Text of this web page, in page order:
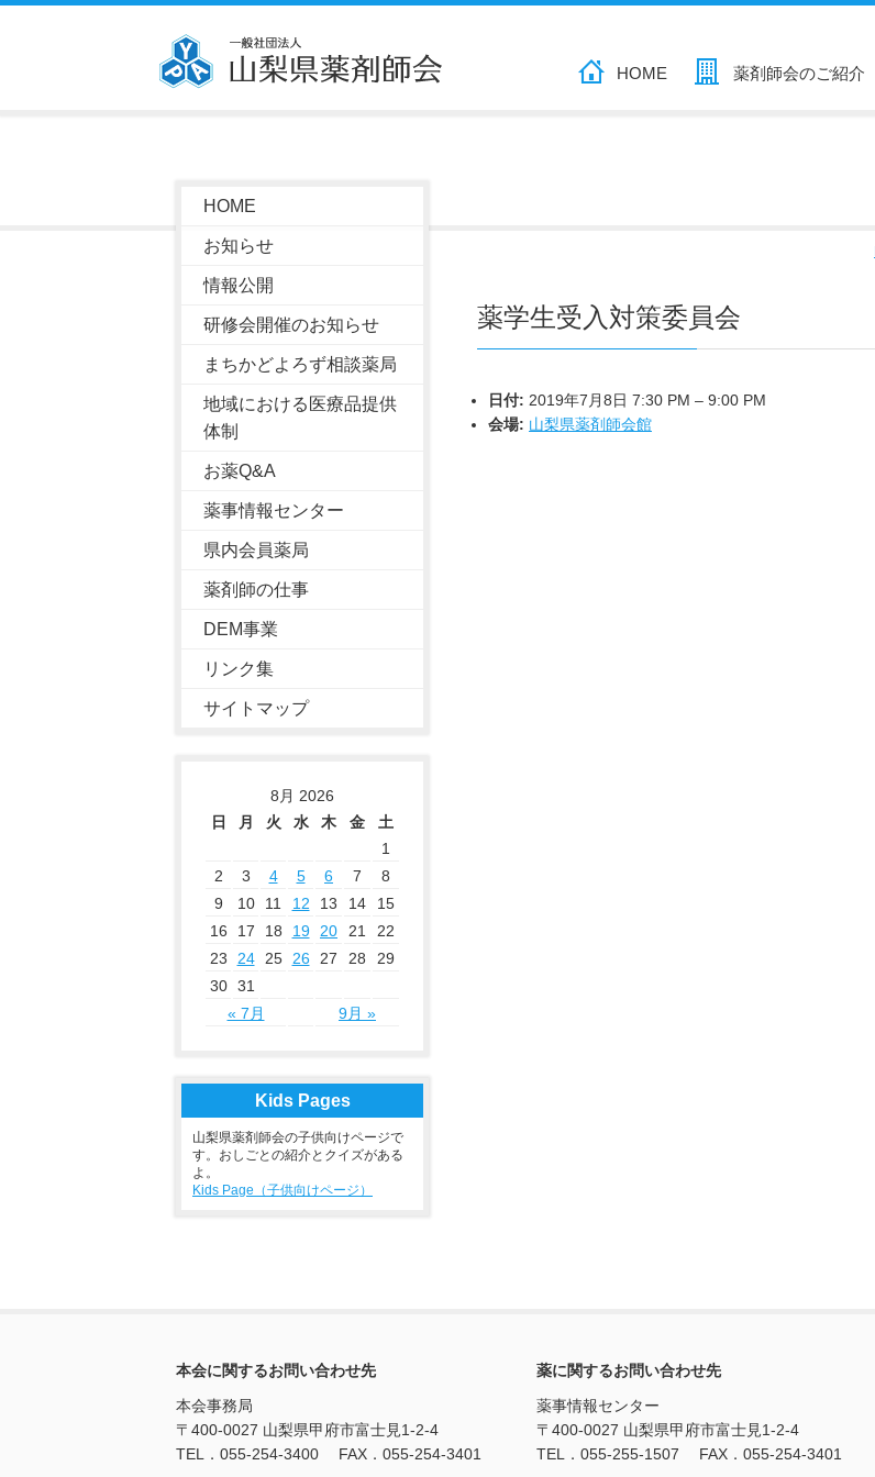
HOME 薬剤師会のご紹介
HOME
お知らせ
情報公開
研修会開催のお知らせ
まちかどよろず相談薬局
地域における医療品提供
体制
お薬Q&A
薬事情報センター
県内会員薬局
薬剤師の仕事
DEM事業
リンク集
サイトマップ
8月 2026
日
月 火 水 木 金
土
1
2
3 4 5 6 7
8
9
10 11 12 13 14
15
16
17 18 19 20 21
22
23
24 25 26 27 28
29
30 31
« 7月
9月 »
Kids Pages
山梨県薬剤師会の子供向けページで
す。おしごとの紹介とクイズがある
よ。
Kids Page（子供向けページ）
薬学生受入対策委員会
日付: 2019年7月8日 7:30 PM – 9:00 PM
会場: 山梨県薬剤師会館
本会に関するお問い合わせ先
本会事務局
〒400-0027 山梨県甲府市富士見1-2-4
TEL．055-254-3400 FAX．055-254-3401
薬に関するお問い合わせ先
薬事情報センター
〒400-0027 山梨県甲府市富士見1-2-4
TEL．055-255-1507 FAX．055-254-3401